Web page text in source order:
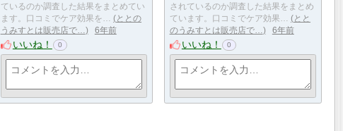
ているのか調査した結果をまとめてい
ます。口コミでケア効果を…
ととの
うみすとは販売店で…
6年前
いいね！ 0
されているのか調査した結果をまとめ
ています。口コミでケア効果…
とと
のうみすとは販売店で…
6年前
いいね！ 0